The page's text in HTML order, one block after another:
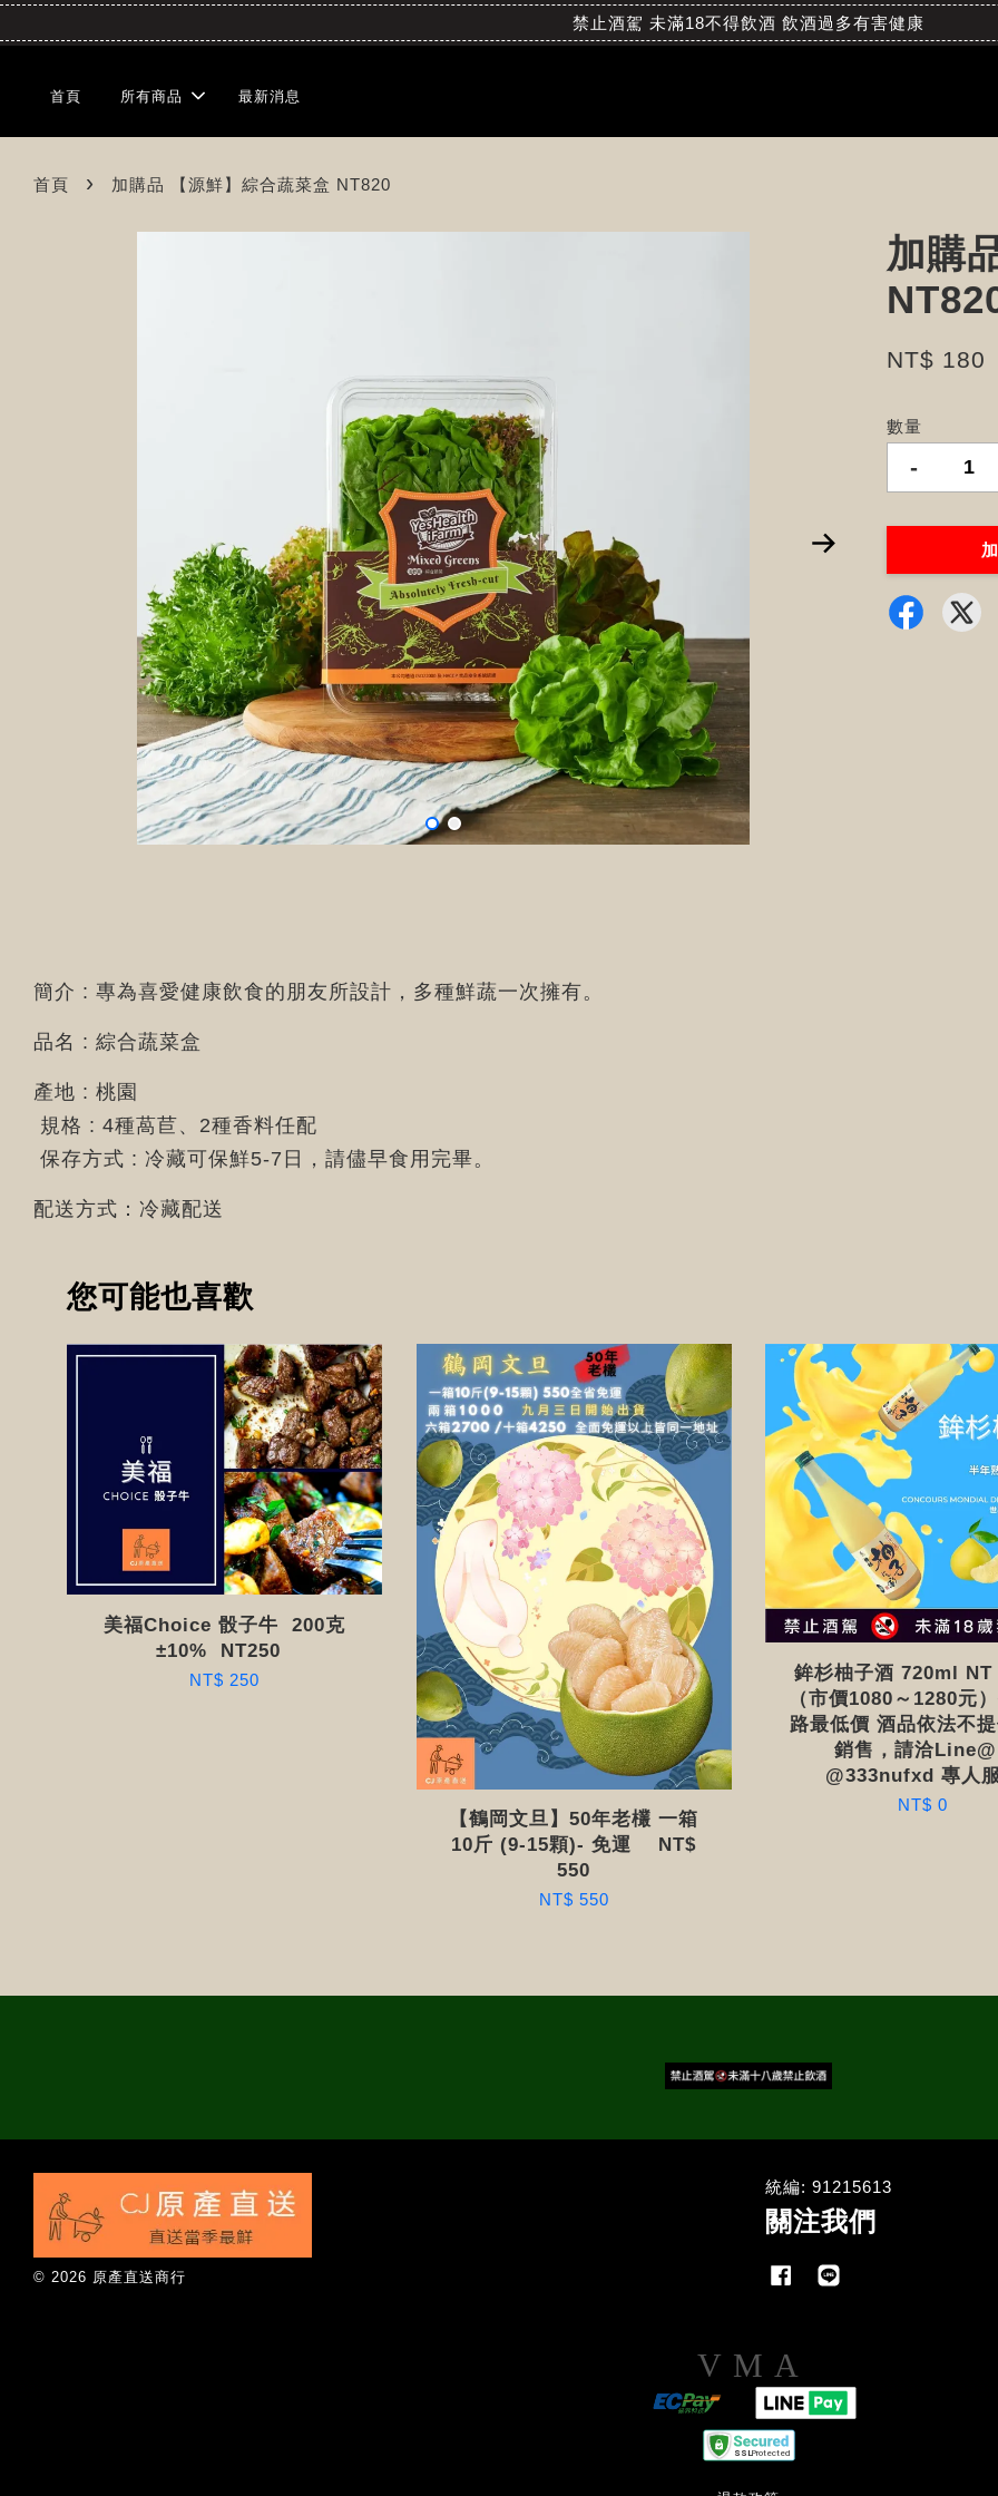
禁止酒駕 未滿18不得飲酒 飲酒過多有害健康
首頁 所有商品 最新消息
首頁 › 加購品 【源鮮】綜合蔬菜盒 NT820
加購
NT$ 180
數量
-
簡介 : 專為喜愛健康飲食的朋友所設計，多種鮮蔬一次擁有。
品名 : 綜合蔬菜盒
產地 : 桃園
規格 : 4種萵苣、2種香料任配
保存方式 : 冷藏可保鮮5-7日，請儘早食用完畢。
配送方式：冷藏配送
您可能也喜歡
美福Choice 骰子牛 200克
±10% NT250 ​​
NT$ 250
【鶴岡文旦】50年老欉 一箱
10斤 (9-15顆)- 免運 NT$
550
NT$ 550
鉾杉柚子酒 720ml NT
（市價1080～1280元
路最低價 酒品依法不
銷售，請洽
@333nufxd 專人
NT$ 0
© 2026 原產直送商行
統編: 91215613
關注我們
Facebook
Visa Master
Express